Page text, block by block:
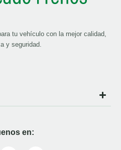
tu vehículo con la mejor calidad,
y seguridad.
en: